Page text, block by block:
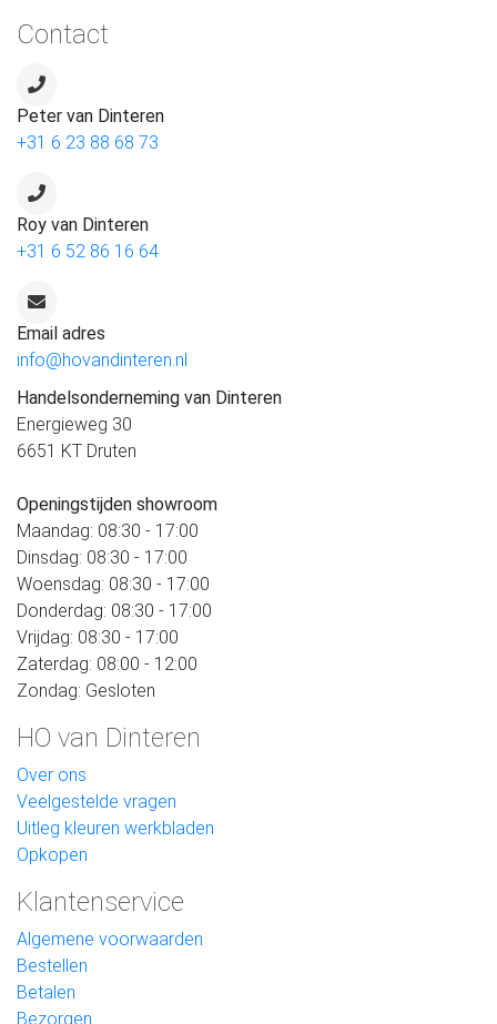
Contact
Peter van Dinteren
+31 6 23 88 68 73
Roy van Dinteren
+31 6 52 86 16 64
Email adres
info@hovandinteren.nl
Handelsonderneming van Dinteren
Energieweg 30
6651 KT Druten
Openingstijden showroom
Maandag: 08:30 - 17:00
Dinsdag: 08:30 - 17:00
Woensdag: 08:30 - 17:00
Donderdag: 08:30 - 17:00
Vrijdag: 08:30 - 17:00
Zaterdag: 08:00 - 12:00
Zondag: Gesloten
HO van Dinteren
Over ons
Veelgestelde vragen
Uitleg kleuren werkbladen
Opkopen
Klantenservice
Algemene voorwaarden
Bestellen
Betalen
Bezorgen